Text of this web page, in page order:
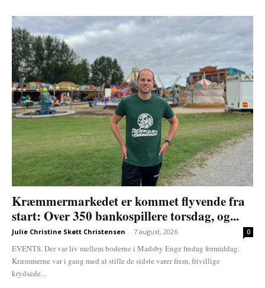
Kræmmermarkedet er kommet flyvende fra
start: Over 350 bankospillere torsdag, og...
Julie Christine Skøtt Christensen - 7 august, 2026 0
EVENTS. Der var liv mellem boderne i Madsby Enge fredag formiddag.
Kræmmerne var i gang med at stille de sidste varer frem, frivillige
krydsede...